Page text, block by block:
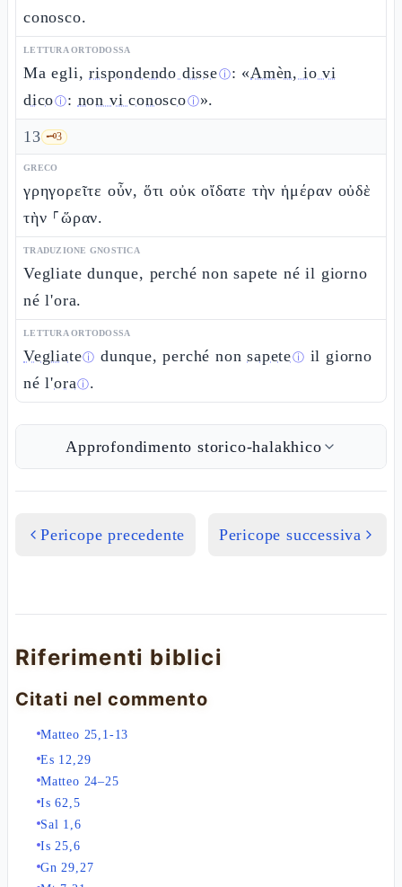
conosco.
LETTURA ORTODOSSA
Ma egli,rispondendo disseⓘ: «Amèn, io vi
dicoⓘ: non vi conoscoⓘ».
13 🗝️3
GRECO
γρηγορεῖτε οὖν, ὅτι οὐκ οἴδατε τὴν ἡμέραν οὐδὲ
τὴν ⸀ὥραν.
TRADUZIONE GNOSTICA
Vegliate dunque, perché non sapete né il giorno
né l'ora.
LETTURA ORTODOSSA
Vegliateⓘ dunque, perché nonsapeteⓘ il giorno
né l'oraⓘ.
Approfondimento storico-halakhico
Pericope precedente Pericope successiva
Riferimenti biblici
Citati nel commento
Matteo 25,1-13
Es 12,29
Matteo 24–25
Is 62,5
Sal 1,6
Is 25,6
Gn 29,27